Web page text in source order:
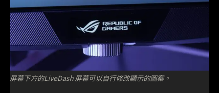
屏幕下方的LiveDash 屏幕可以自行修改顯示的圖案。